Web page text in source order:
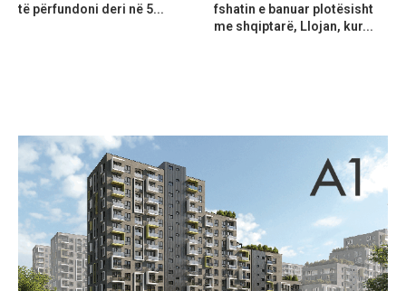
të përfundoni deri në 5...
fshatin e banuar plotësisht
me shqiptarë, Llojan, kur...